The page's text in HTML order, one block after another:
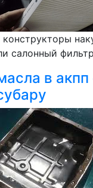
конструкторы
салонный
в